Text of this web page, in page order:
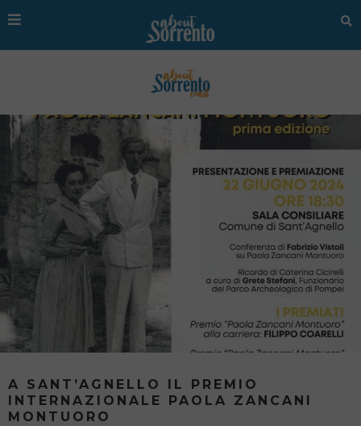
A SANT’AGNELLO IL PREMIO
INTERNAZIONALE PAOLA ZANCANI
MONTUORO